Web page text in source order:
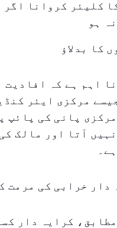
کلیئر کروانا اگر
ہو
کا بدلاؤ
اہم ہے کہ افادیت
مرکزی ایئر
پانی کی پائپ
آتا اور مالک
دار خرابی کی مرمت
کرایہ دار